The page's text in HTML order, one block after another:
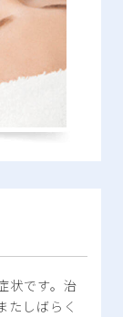
状です。治
たしばらく